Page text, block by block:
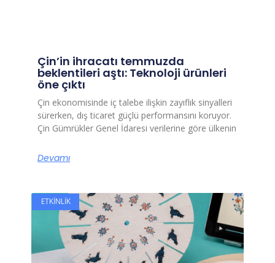
Çin’in ihracatı temmuzda
beklentileri aştı: Teknoloji ürünleri
öne çıktı
Çin ekonomisinde iç talebe ilişkin zayıflık sinyalleri
sürerken, dış ticaret güçlü performansını koruyor.
Çin Gümrükler Genel İdaresi verilerine göre ülkenin
Devamı
ETKINLIK